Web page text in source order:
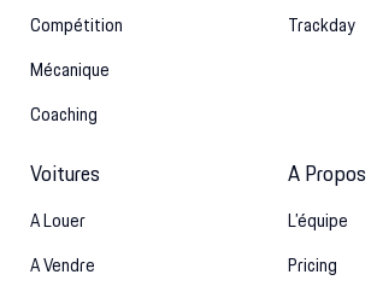
Compétition
Mécanique
Coaching
Trackday
Voitures
A Louer
A Vendre
A Propos
L’équipe
Pricing